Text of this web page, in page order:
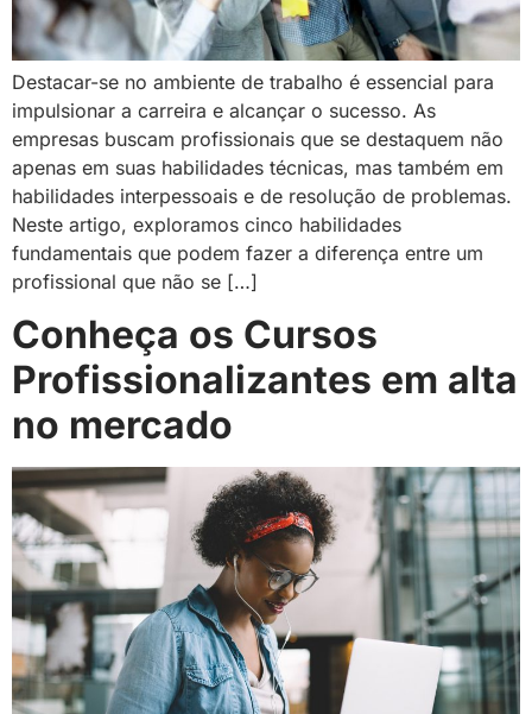
Destacar-se no ambiente de trabalho é essencial para
impulsionar a carreira e alcançar o sucesso. As
empresas buscam profissionais que se destaquem não
apenas em suas habilidades técnicas, mas também em
habilidades interpessoais e de resolução de problemas.
Neste artigo, exploramos cinco habilidades
fundamentais que podem fazer a diferença entre um
profissional que não se […]
Conheça os Cursos
Profissionalizantes em alta
no mercado